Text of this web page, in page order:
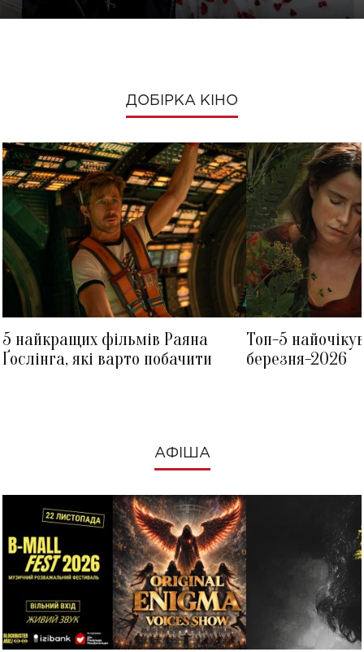
ДОБІРКА КІНО
5 найкращих фільмів Раяна
Ґослінга, які варто побачити
Топ-5
березня-2026
АФІША